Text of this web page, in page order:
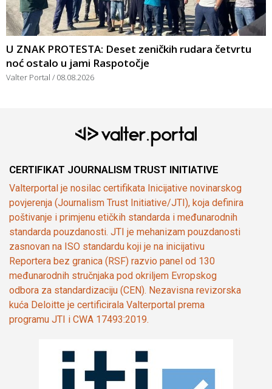
U ZNAK PROTESTA: Deset zeničkih rudara četvrtu
noć ostalo u jami Raspotočje
Valter Portal 08.08.2026
CERTIFIKAT JOURNALISM TRUST INITIATIVE
Valterportal je nosilac certifikata Inicijative novinarskog
povjerenja (Journalism Trust Initiative/JTI), koja definira
poštivanje i primjenu etičkih standarda i međunarodnih
standarda pouzdanosti. JTI je mehanizam pouzdanosti
zasnovan na ISO standardu koji je na inicijativu
Reportera bez granica (RSF) razvio panel od 130
međunarodnih stručnjaka pod okriljem Evropskog
odbora za standardizaciju (CEN). Nezavisna revizorska
kuća Deloitte je certificirala Valterportal prema
programu JTI i CWA 17493:2019.